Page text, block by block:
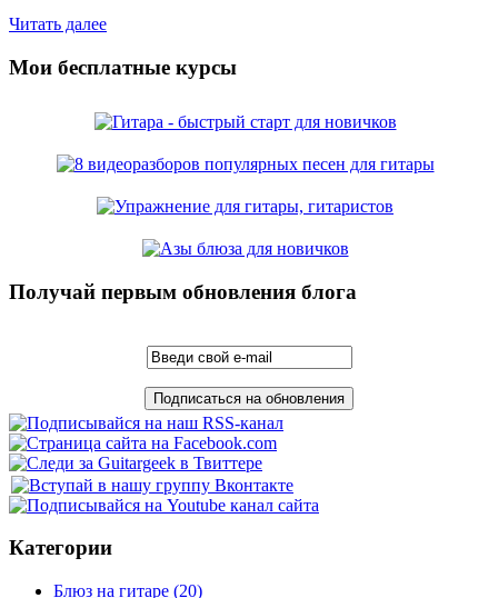
Читать далее
Мои бесплатные курсы
Получай первым обновления блога
Категории
Блюз на гитаре (20)